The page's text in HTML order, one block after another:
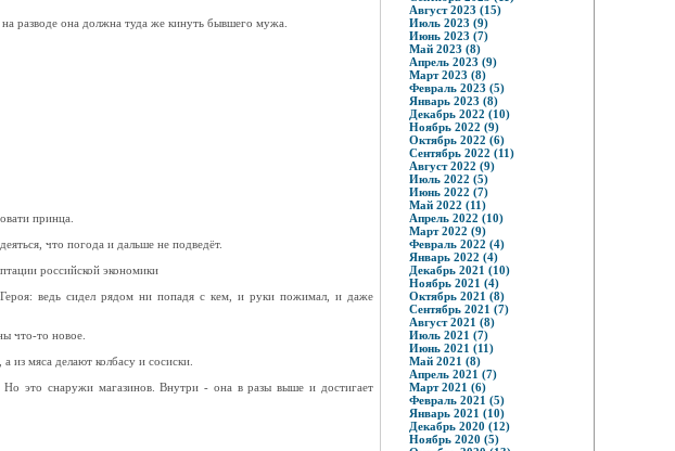
разводе она должна туда же кинуть бывшего мужа.
принца.
что погода и дальше не подведёт.
российской экономики
Героя: ведь сидел рядом ни попадя с кем, и руки пожимал, и даже
что-то новое.
мяса делают колбасу и сосиски.
это снаружи магазинов. Внутри - она в разы выше и достигает
Август 2023 (15)
Июль 2023 (9)
Июнь 2023 (7)
Май 2023 (8)
Апрель 2023 (9)
Март 2023 (8)
Февраль 2023 (5)
Январь 2023 (8)
Декабрь 2022 (10)
Ноябрь 2022 (9)
Октябрь 2022 (6)
Сентябрь 2022 (11)
Август 2022 (9)
Июль 2022 (5)
Июнь 2022 (7)
Май 2022 (11)
Апрель 2022 (10)
Март 2022 (9)
Февраль 2022 (4)
Январь 2022 (4)
Декабрь 2021 (10)
Ноябрь 2021 (4)
Октябрь 2021 (8)
Сентябрь 2021 (7)
Август 2021 (8)
Июль 2021 (7)
Июнь 2021 (11)
Май 2021 (8)
Апрель 2021 (7)
Март 2021 (6)
Февраль 2021 (5)
Январь 2021 (10)
Декабрь 2020 (12)
Ноябрь 2020 (5)